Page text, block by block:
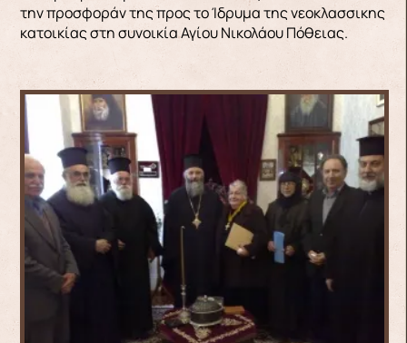
την προσφοράν της προς το Ίδρυμα της νεοκλασσικης
κατοικίας στη συνοικία Αγίου Νικολάου Πόθειας.